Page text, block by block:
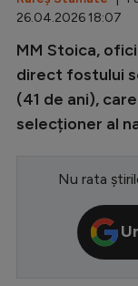
26.04.2026 18:07
MM Stoica,
direct fostului
(41 de ani),
selecționer al
Nu rata